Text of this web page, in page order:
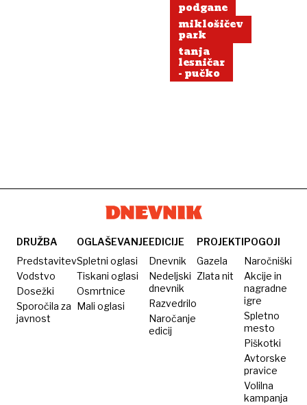
podgane
miklošičev
park
tanja
lesničar
- pučko
DRUŽBA
Predstavitev
Vodstvo
Dosežki
Sporočila za
javnost
OGLAŠEVANJE
Spletni oglasi
Tiskani oglasi
Osmrtnice
Mali oglasi
EDICIJE
Dnevnik
Nedeljski
dnevnik
Razvedrilo
Naročanje
edicij
PROJEKTI
Gazela
Zlata nit
POGOJI
Naročniški
Akcije in
nagradne
igre
Spletno
mesto
Piškotki
Avtorske
pravice
Volilna
kampanja